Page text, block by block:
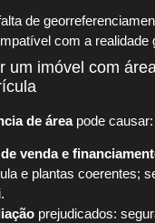
de
com a realidade
um imóvel com
de áreapode causar:
venda e
e plantas coerentes;
prejudicados: